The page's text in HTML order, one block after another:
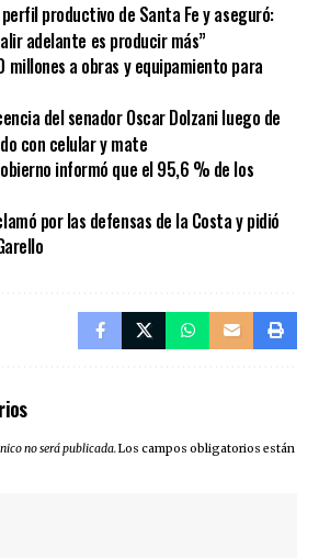
productivo de Santa Fe y aseguró:
adelante es producir más”
millones a obras y equipamiento para
del senador Oscar Dolzani luego de
con celular y mate
informó que el 95,6 % de los
por las defensas de la Costa y pidió
no será publicada.Los campos obligatorios están